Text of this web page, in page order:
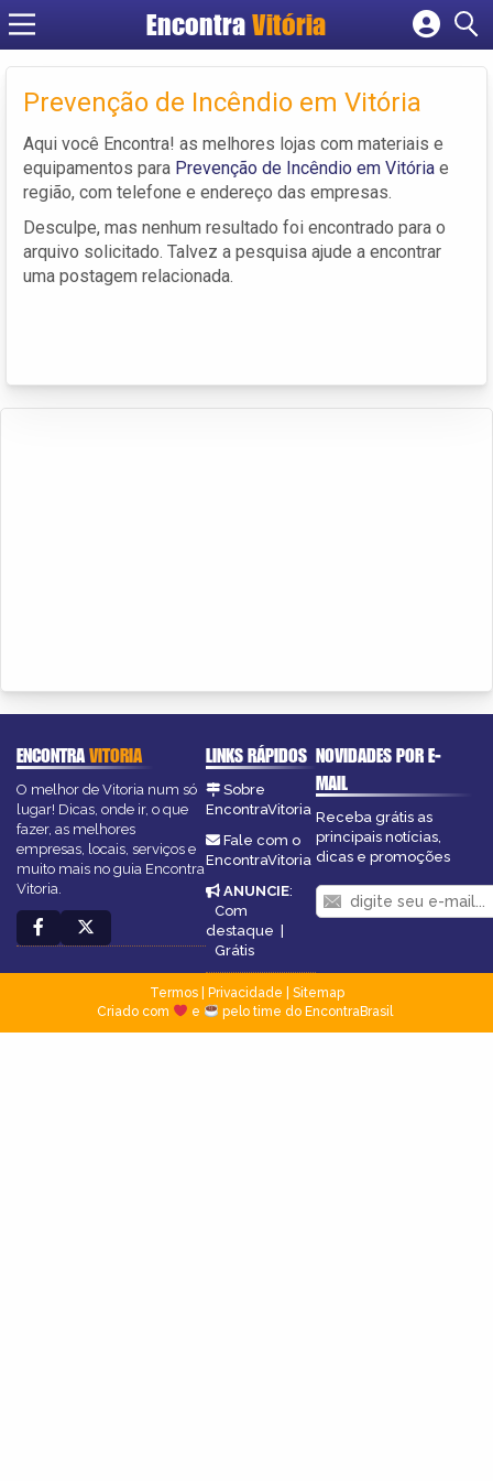
Encontra Vitória
Cadastrar empresa
Criar conta
Prevenção de Incêndio em Vitória
Aqui você Encontra! as melhores lojas com materiais e
equipamentos para Prevenção de Incêndio em Vitória e
região, com telefone e endereço das empresas.
Desculpe, mas nenhum resultado foi encontrado para o
arquivo solicitado. Talvez a pesquisa ajude a encontrar
uma postagem relacionada.
ENCONTRAVITORIA
O melhor de Vitoria num só
lugar! Dicas, onde ir, o que
fazer, as melhores
empresas, locais, serviços e
muito mais no guia Encontra
Vitoria.
LINKS RÁPIDOS
Sobre
EncontraVitoria
Fale com o
EncontraVitoria
ANUNCIE:
Com
destaque |
Grátis
NOVIDADES POR E-
MAIL
Receba grátis as
principais notícias,
dicas e promoções
Termos| Privacidade
Sitemap
Criado com
e pelo time do EncontraBrasil